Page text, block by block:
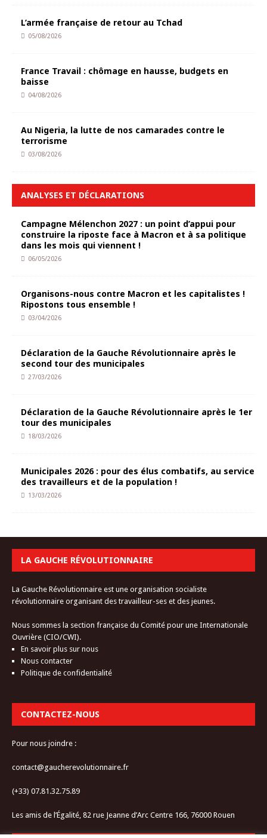
L’armée française de retour au Tchad
05/08/2026
France Travail : chômage en hausse, budgets en
baisse
04/08/2026
Au Nigeria, la lutte de nos camarades contre le
terrorisme
03/08/2026
ANALYSES ET DÉCLARATIONS
Campagne Mélenchon 2027 : un point d’appui pour
construire la riposte face à Macron et à sa politique
dans les mois qui viennent !
06/05/2026
Organisons-nous contre Macron et les capitalistes !
Ripostons tous ensemble !
03/04/2026
Déclaration de la Gauche Révolutionnaire après le
second tour des municipales
27/03/2026
Déclaration de la Gauche Révolutionnaire après le 1er
tour des municipales
18/03/2026
Municipales 2026 : pour des élus combatifs, au service
des travailleurs et de la population !
13/03/2026
LA GAUCHE RÉVOLUTIONNAIRE
La Gauche Révolutionnaire est une organisation socialiste
révolutionnaire organisant des travailleur-ses et des jeunes.
Nous sommes la section française du Comité pour une Internationale
Ouvrière (CIO/CWI).
En savoir plus sur nous
Nous contacter
Politique de confidentialité
CONTACTEZ-NOUS
Pour nous joindre :
contact@gaucherevolutionnaire.fr
(+33) 07.81.32.75.89
Les amis de l’Égalité, 82 rue Jeanne d’Arc Centre 166, 76000 Rouen